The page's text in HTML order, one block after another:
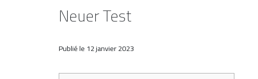
Neuer Test
Publié le 12 janvier 2023